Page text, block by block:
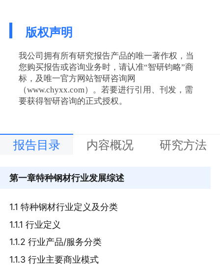
版权声明
我公司拥有所有研究报告产品的唯一著作权，当
您购买报告或咨询业务时，请认准“智研钧略”商
标，及唯一官方网站智研咨询网
（www.chyxx.com）。若要进行引用、刊发，需
要获得智研咨询的正式授权。
报告目录 内容概况 研究方法
第一章特种钢材行业发展综述
1.1 特种钢材行业定义及分类
1.1.1 行业定义
1.1.2 行业产品/服务分类
1.1.3 行业主要商业模式